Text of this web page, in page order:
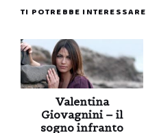
TI POTREBBE INTERESSARE
Valentina
Giovagnini – il
sogno infranto